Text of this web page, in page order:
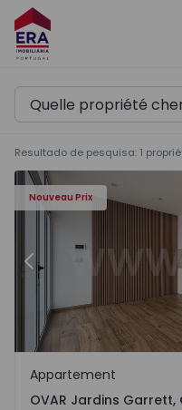
Resultado de pesquisa: 1
Nouveau Prix
- 17
Appartement T1 Ovar,
Précédent
OVAR Jardins Garrett,
Appartement
OVAR Jardins Garrett,